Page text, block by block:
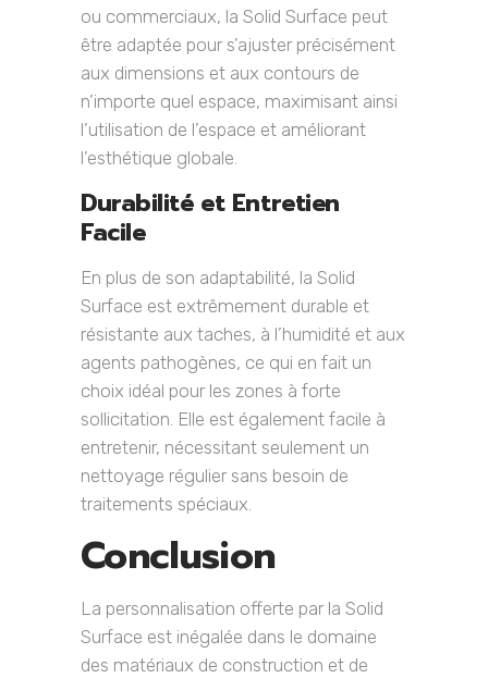
ou commerciaux, la Solid Surface peut
être adaptée pour s’ajuster précisément
aux dimensions et aux contours de
n’importe quel espace, maximisant ainsi
l’utilisation de l’espace et améliorant
l’esthétique globale.
Durabilité et Entretien
Facile
En plus de son adaptabilité, la Solid
Surface est extrêmement durable et
résistante aux taches, à l’humidité et aux
agents pathogènes, ce qui en fait un
choix idéal pour les zones à forte
sollicitation. Elle est également facile à
entretenir, nécessitant seulement un
nettoyage régulier sans besoin de
traitements spéciaux.
Conclusion
La personnalisation offerte par la Solid
Surface est inégalée dans le domaine
des matériaux de construction et de